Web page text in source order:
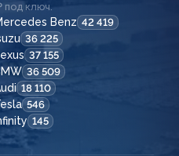
под ключ.
Benz 42 419
36 225
37 155
36 509
18 110
546
145